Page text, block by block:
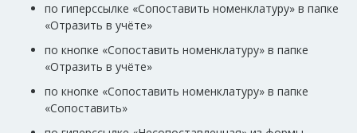
по гиперссылке «Сопоставить номенклатуру» в папке
«Отразить в учёте»
по кнопке «Сопоставить номенклатуру» в папке
«Отразить в учёте»
по кнопке «Сопоставить номенклатуру» в папке
«Сопоставить»